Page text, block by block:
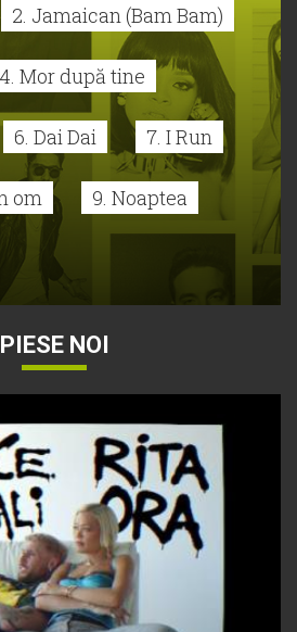
2. Jamaican (Bam Bam)
4. Mor după tine
6. Dai Dai 7. I Run
om 9. Noaptea
PIESE NOI